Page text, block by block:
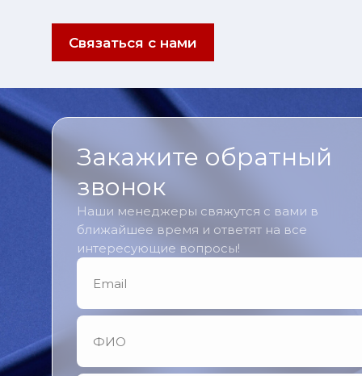
Связаться с нами
Закажите обратный
звонок
Наши менеджеры свяжутся с вами в
ближайшее время и ответят на все
интересующие вопросы!